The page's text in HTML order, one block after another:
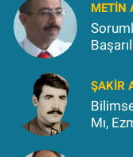
METIN
ŞAKIR
Mı,